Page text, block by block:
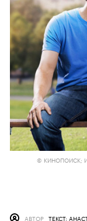
© КИНОПОИСК;
АВТОР ТЕКСТ: